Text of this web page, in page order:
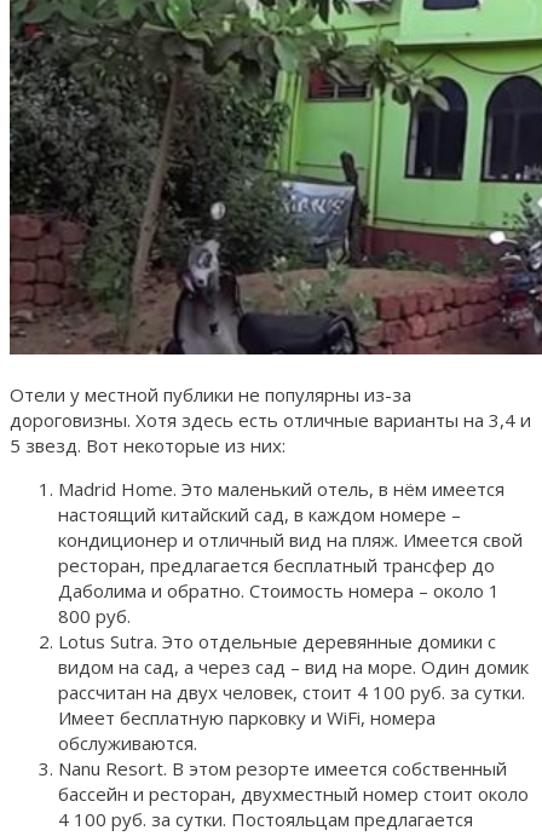
Отели у местной публики не популярны из-за
дороговизны. Хотя здесь есть отличные варианты на 3,4 и
5 звезд. Вот некоторые из них:
Madrid Home. Это маленький отель, в нём имеется
настоящий китайский сад, в каждом номере –
кондиционер и отличный вид на пляж. Имеется свой
ресторан, предлагается бесплатный трансфер до
Даболима и обратно. Стоимость номера – около 1
800 руб.
Lotus Sutra. Это отдельные деревянные домики с
видом на сад, а через сад – вид на море. Один домик
рассчитан на двух человек, стоит 4 100 руб. за сутки.
Имеет бесплатную парковку и WiFi, номера
обслуживаются.
Nanu Resort. В этом резорте имеется собственный
бассейн и ресторан, двухместный номер стоит около
4 100 руб. за сутки. Постояльцам предлагается